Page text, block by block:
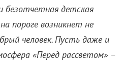
безотчетная детская
пороге возникнет не
человек. Пусть даже и
«Перед рассветом» –